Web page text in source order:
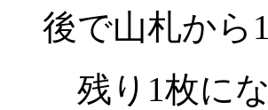
後で山札から
残り1枚に